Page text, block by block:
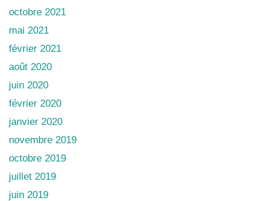
octobre 2021
mai 2021
février 2021
août 2020
juin 2020
février 2020
janvier 2020
novembre 2019
octobre 2019
juillet 2019
juin 2019